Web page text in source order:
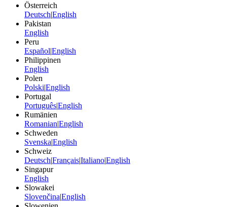
Österreich
Deutsch|English
Pakistan
English
Peru
Español|English
Philippinen
English
Polen
Polski|English
Portugal
Português|English
Rumänien
Romanian|English
Schweden
Svenska|English
Schweiz
Deutsch|Français|Italiano|English
Singapur
English
Slowakei
Slovenčina|English